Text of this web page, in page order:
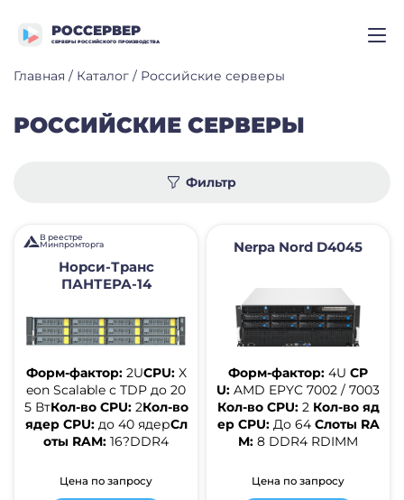
РОССЕРВЕР
СЕРВЕРЫ РОССИЙСКОГО ПРОИЗВОДСТВА
Главная / Каталог / Российские серверы
РОССИЙСКИЕ CЕРВЕРЫ
Фильтр
В реестре
Минпромторга
Норси-Транс
ПАНТЕРА-14
Форм-фактор:2UCPU: X
eon Scalable с TDP до 20
5 ВтКол-во CPU: 2Кол-во
ядер CPU:до 40 ядерСл
оты RAM: 16?DDR4
Цена по запросу
Nerpa Nord D4045
Форм-фактор: 4U CP
U: AMD EPYC 7002 / 7003
Кол-во CPU: 2 Кол-во яд
ер CPU: До 64 Слоты RA
M: 8 DDR4 RDIMM
Цена по запросу